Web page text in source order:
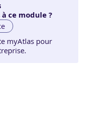
ce module ?
myAtlas pour